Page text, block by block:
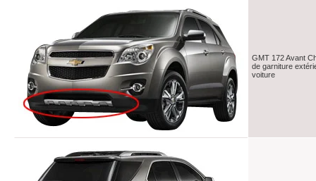
GMT 172 Avant
de garniture
voiture